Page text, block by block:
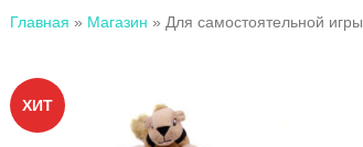
Главная » Магазин » Для самостоятельной игры
ХИТ